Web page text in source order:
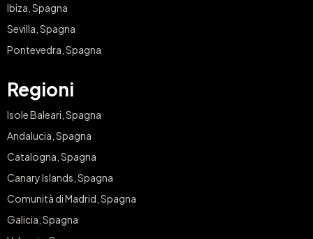
Ibiza, Spagna
Sevilla, Spagna
Pontevedra, Spagna
Regioni
Isole Baleari, Spagna
Andalucia, Spagna
Catalogna, Spagna
Canary Islands, Spagna
Comunità di Madrid, Spagna
Galicia, Spagna